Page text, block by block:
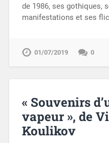
de 1986, ses gothiques,
manifestations et ses
01/07/2019 0
« Souvenirs
vapeur », de
Koulikov